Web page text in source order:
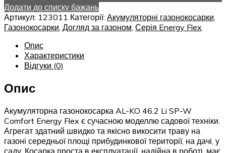
Додати до списку бажань
Артикул: 123011 Категорії: Акумуляторні газонокосарки
Газонокосарки Догляд за газоном Серія Energy Flex
Опис
Характеристики
Відгуки (0)
Опис
Акумуляторна газонокосарка AL-KO 46.2 Li SP-W
Comfort Energy Flex є сучасною моделлю садової техніки.
Агрегат здатний швидко та якісно викосити траву на
газоні середньої площі прибудинкової території, на дачі, у
саду. Косарка проста в експлуатації, надійна в роботі, має